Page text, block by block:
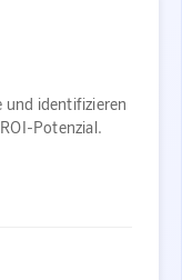
und identifizieren
Potenzial.